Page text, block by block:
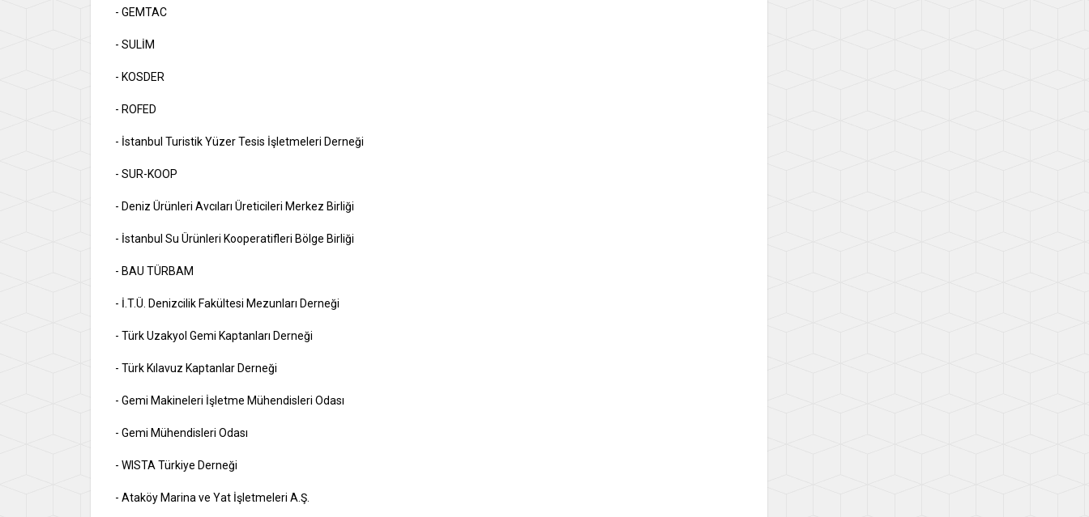
- GEMTAC
- SULİM
- KOSDER
- ROFED
- İstanbul Turistik Yüzer Tesis İşletmeleri Derneği
- SUR-KOOP
- Deniz Ürünleri Avcıları Üreticileri Merkez Birliği
- İstanbul Su Ürünleri Kooperatifleri Bölge Birliği
- BAU TÜRBAM
- İ.T.Ü. Denizcilik Fakültesi Mezunları Derneği
- Türk Uzakyol Gemi Kaptanları Derneği
- Türk Kılavuz Kaptanlar Derneği
- Gemi Makineleri İşletme Mühendisleri Odası
- Gemi Mühendisleri Odası
- WISTA Türkiye Derneği
- Ataköy Marina ve Yat İşletmeleri A.Ş.